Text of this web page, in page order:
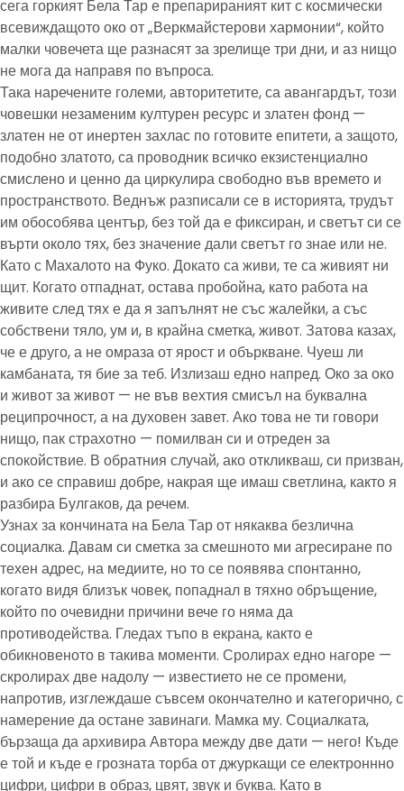
сега горкият Бела Тар е препарираният кит с космически
всевиждащото око от „Веркмайстерови хармонии“, който
малки човечета ще разнасят за зрелище три дни, и аз нищо
не мога да направя по въпроса.
Така наречените големи, авторитетите, са авангардът, този
човешки незаменим културен ресурс и златен фонд —
златен не от инертен захлас по готовите епитети, а защото,
подобно златото, са проводник всичко екзистенциално
смислено и ценно да циркулира свободно във времето и
пространството. Веднъж разписали се в историята, трудът
им обособява център, без той да е фиксиран, и светът си се
върти около тях, без значение дали светът го знае или не.
Като с Махалото на Фуко. Докато са живи, те са живият ни
щит. Когато отпаднат, остава пробойна, като работа на
живите след тях е да я запълнят не със жалейки, а със
собствени тяло, ум и, в крайна сметка, живот. Затова казах,
че е друго, а не омраза от ярост и объркване. Чуеш ли
камбаната, тя бие за теб. Излизаш едно напред. Око за око
и живот за живот — не във вехтия смисъл на буквална
реципрочност, а на духовен завет. Ако това не ти говори
нищо, пак страхотно — помилван си и отреден за
спокойствие. В обратния случай, ако откликваш, си призван,
и ако се справиш добре, накрая ще имаш светлина, както я
разбира Булгаков, да речем.
Узнах за кончината на Бела Тар от някаква безлична
социалка. Давам си сметка за смешното ми агресиране по
техен адрес, на медиите, но то се появява спонтанно,
когато видя близък човек, попаднал в тяхно обръщение,
който по очевидни причини вече го няма да
противодейства. Гледах тъпо в екрана, както е
обикновеното в такива моменти. Сролирах едно нагоре —
скролирах две надолу — известието не се промени,
напротив, изглеждаше съвсем окончателно и категорично, с
намерение да остане завинаги. Мамка му. Социалката,
бързаща да архивира Автора между две дати — него! Къде
е той и къде е грозната торба от джуркащи се електроннно
цифри, цифри в образ, цвят, звук и буква. Като в